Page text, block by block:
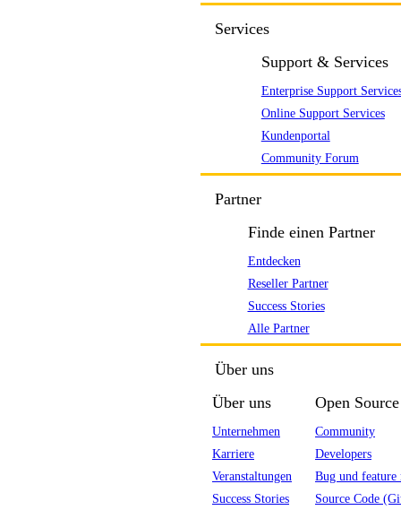
Services
Support & Services
Enterprise Support
Online Support Services
Kundenportal
Community Forum
Partner
Finde einen Partner
Entdecken
Reseller Partner
Success Stories
Alle Partner
Über uns
Über uns
Unternehmen
Karriere
Veranstaltungen
Success Stories
Open Source
Community
Developers
Bug und feature
Source Code